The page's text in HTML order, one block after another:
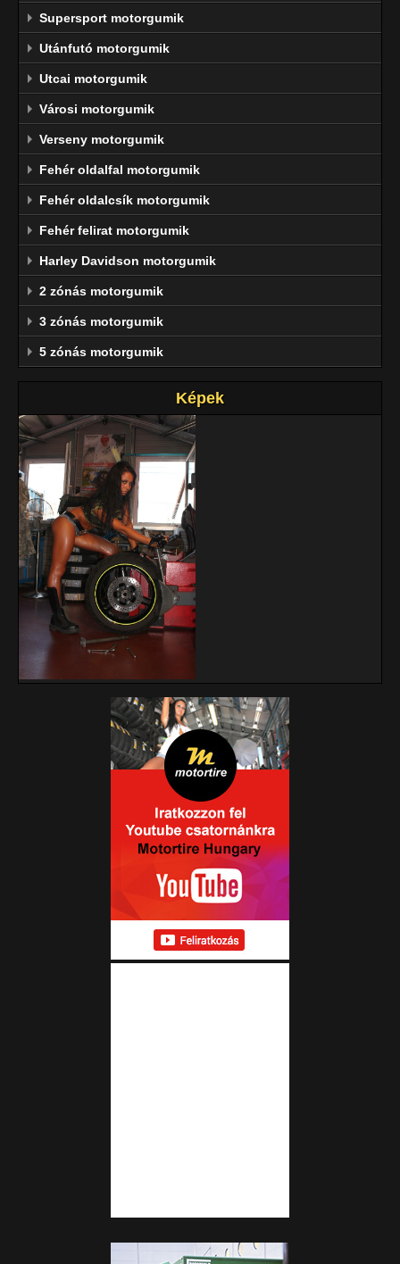
Supersport motorgumik
Utánfutó motorgumik
Utcai motorgumik
Városi motorgumik
Verseny motorgumik
Fehér oldalfal motorgumik
Fehér oldalcsík motorgumik
Fehér felirat motorgumik
Harley Davidson motorgumik
2 zónás motorgumik
3 zónás motorgumik
5 zónás motorgumik
Képek